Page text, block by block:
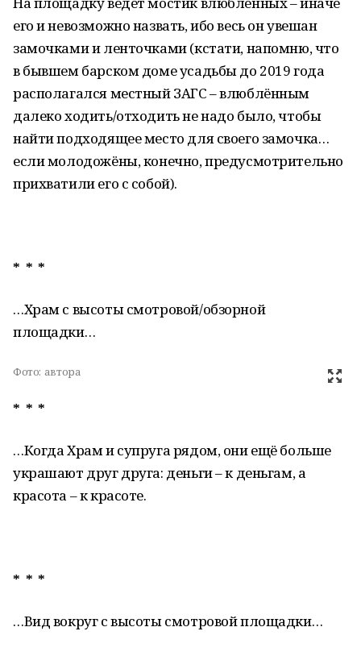
его и невозможно назвать, ибо весь он увешан
замочками и ленточками (кстати, напомню, что
в бывшем барском доме усадьбы до 2019 года
располагался местный ЗАГС – влюблённым
далеко ходить/отходить не надо было, чтобы
найти подходящее место для своего замочка…
если молодожёны, конечно, предусмотрительно
прихватили его с собой).
* * *
…Храм с высоты смотровой/обзорной
площадки…
Фото: автора
* * *
…Когда Храм и супруга рядом, они ещё больше
украшают друг друга: деньги – к деньгам, а
красота – к красоте.
* * *
…Вид вокруг с высоты смотровой площадки…